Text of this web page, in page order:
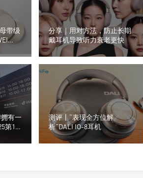
带级
分享｜用对方法，防止长期
戴耳机导致听力衰老更快
有一
第19
测评丨“表现全方位解
析”DALI IO-8耳机